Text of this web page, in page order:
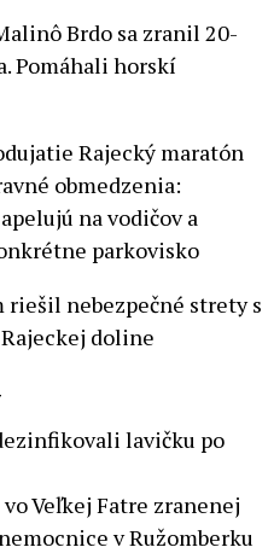
Brdo sa zranil 20-
Pomáhali horskí
Rajecký maratón
obmedzenia:
na vodičov a
parkovisko
riešil nebezpečné strety s
doline
lavičku po
Veľkej Fatre zranenej
v Ružomberku